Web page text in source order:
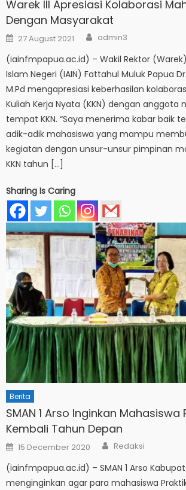
Warek III Apresiasi Kolaborasi
Dengan Masyarakat
Posted
on
27 August 2021 Author
admin3
(iainfmpapua.ac.id) – Wakil Rektor
Islam Negeri (IAIN) Fattahul Muluk Papua
M.Pd mengapresiasi keberhasilan
Kuliah Kerja Nyata (KKN) dengan anggota
tempat KKN. “Saya menerima kabar baik
adik-adik mahasiswa yang mampu
kegiatan dengan unsur-unsur pimpinan
KKN tahun […]
Sharing Is Caring
Berita
SMAN 1 Arso Inginkan Mahasiswa
Kembali Tahun Depan
Posted
on
15 December 2020 Author
Redaksi
(iainfmpapua.ac.id) – SMAN 1 Arso
menginginkan agar para mahasiswa